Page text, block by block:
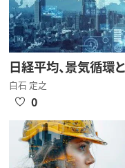
日経平均、景気循環
白石 定之
0